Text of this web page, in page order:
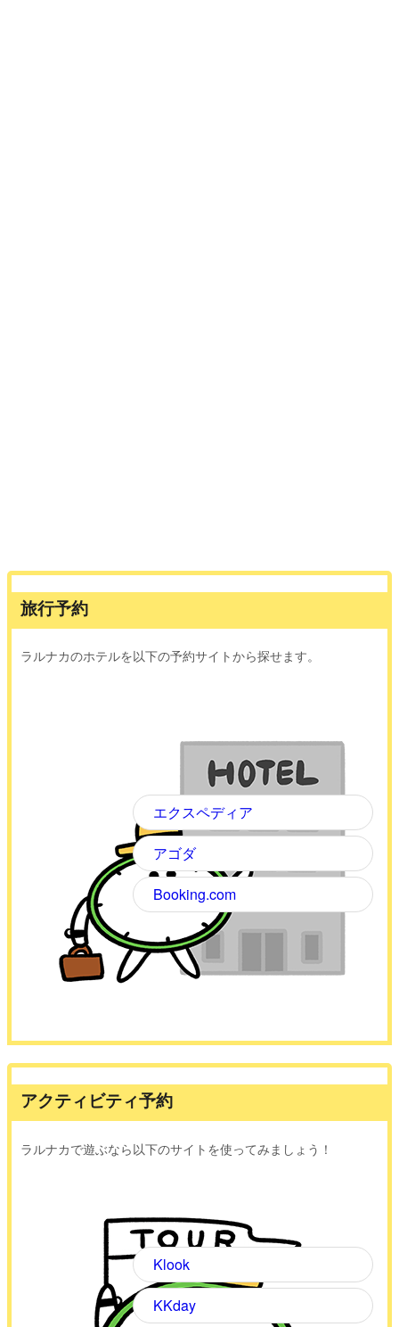
旅行予約
ラルナカのホテルを以下の予約サイトから探せます。
エクスペディア
アゴダ
Booking.com
アクティビティ予約
ラルナカで遊ぶなら以下のサイトを使ってみましょう！
Klook
KKday